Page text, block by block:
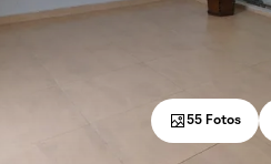
55 Fotos